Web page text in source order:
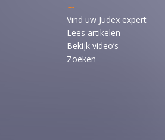
Vind uw Judex expert
Lees artikelen
Bekijk video’s
Zoeken